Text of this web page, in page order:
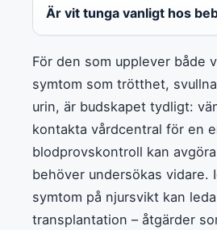
Är vit tunga vanligt hos
För den som upplever både
symtom som trötthet,
urin, är budskapet tydligt:
kontakta vårdcentral för en
blodprovskontroll kan
behöver undersökas vidare.
symtom på njursvikt kan
transplantation – åtgärder